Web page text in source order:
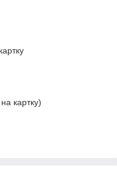
картку)